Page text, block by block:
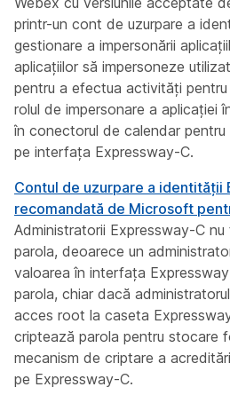
printr-un cont de uzurpare a
gestionare a impersonării
aplicațiilor să impersoneze
pentru a efectua activități
rolul de impersonare a aplicației
în conectorul de calendar
pe interfața Expressway-C.
Contul de uzurpare a identității
recomandată de Microsoft
Administratorii Expressway-C
parola, deoarece un
valoarea în interfața
parola, chiar dacă
acces root la caseta
criptează parola pentru stocare
mecanism de criptare a
pe Expressway-C.